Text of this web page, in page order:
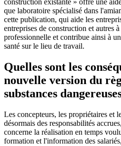
construction existante » offre une
que laboratoire spécialisé dans
cette publication, qui aide les
entreprises de construction et autres
professionnelle et contribue ainsi à
santé sur le lieu de travail.
Quelles sont les
nouvelle version du
substances
Les concepteurs, les propriétaires et
désormais des responsabilités
concerne la réalisation en temps
formation et l'information des